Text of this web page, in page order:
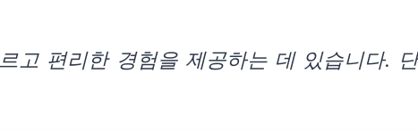
고 편리한 경험을 제공하는 데 있습니다.